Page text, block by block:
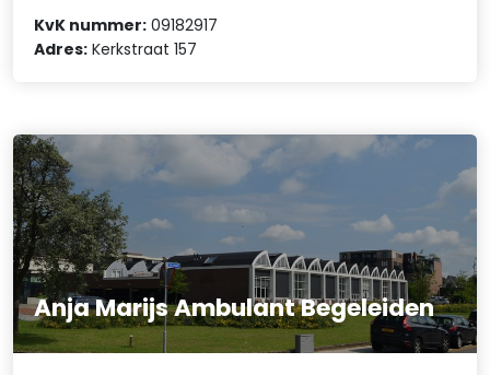
KvK nummer: 09182917
Adres: Kerkstraat 157
Anja Marijs Ambulant Begeleiden